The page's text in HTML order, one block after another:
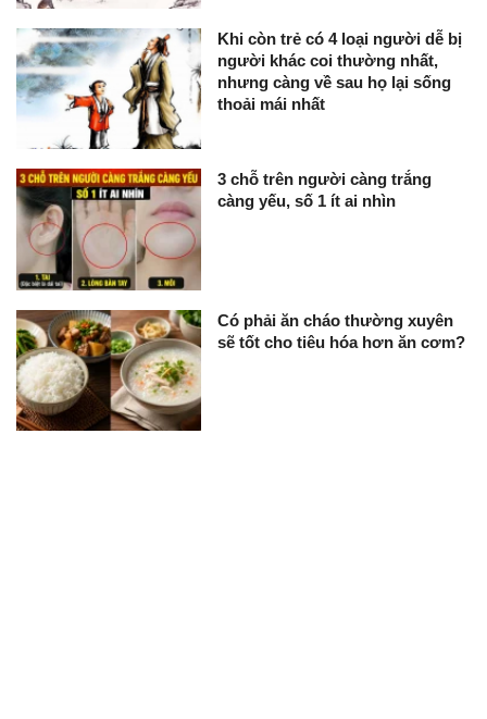
Khi còn trẻ có 4 loại người dễ bị
người khác coi thường nhất,
nhưng càng về sau họ lại sống
thoải mái nhất
3 chỗ trên người càng trắng
càng yếu, số 1 ít ai nhìn
Có phải ăn cháo thường xuyên
sẽ tốt cho tiêu hóa hơn ăn cơm?